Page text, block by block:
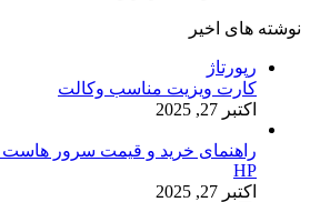
نوشته های اخیر
رپورتاژ
کارت ویزیت مناسب وکالت
اکتبر 27, 2025
راهنمای خرید و قیمت سرور هاست
HP
اکتبر 27, 2025